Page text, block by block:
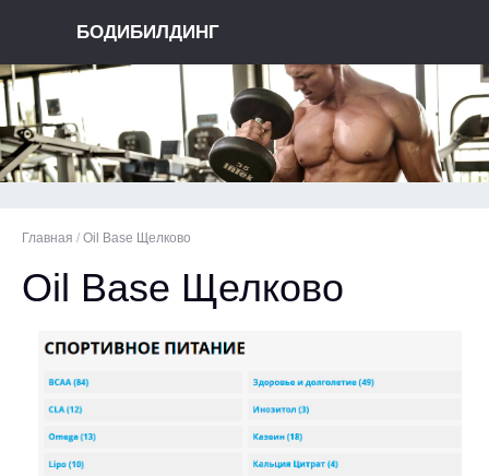
БОДИБИЛДИНГ
Главная / Oil Base Щелково
Oil Base Щелково